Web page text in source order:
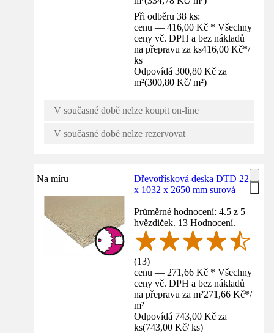
Při odběru 38 ks:
cenu — 416,00 Kč * Všechny
ceny vč. DPH a bez nákladů
na přepravu za ks416,00 Kč*/
ks
Odpovídá 300,80 Kč za
m²(300,80 Kč/ m²)
V současné době nelze koupit on-line
V současné době nelze rezervovat
Na míru
Dřevotřísková deska DTD 22
x 1032 x 2650 mm surová
Průměrné hodnocení: 4.5 z 5
hvězdiček. 13 Hodnocení.
(13)
cenu — 271,66 Kč * Všechny
ceny vč. DPH a bez nákladů
na přepravu za m²271,66 Kč*/
m²
Odpovídá 743,00 Kč za
ks(743,00 Kč/ ks)